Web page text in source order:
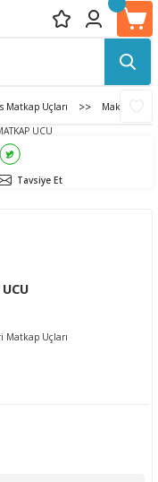
Matkap Uçları Makina
Tavsiye Et
Matkap Uçları